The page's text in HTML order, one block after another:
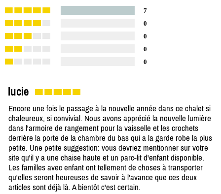
7
0
0
0
0
lucie
Encore une fois le passage à la nouvelle année dans ce chalet si
chaleureux, si convivial. Nous avons apprécié la nouvelle lumière
dans l'armoire de rangement pour la vaisselle et les crochets
derrière la porte de la chambre du bas qui a la garde robe la plus
petite. Une petite suggestion: vous devriez mentionner sur votre
site qu'il y a une chaise haute et un parc-lit d'enfant disponible.
Les familles avec enfant ont tellement de choses à transporter
qu'elles seront heureuses de savoir à l'avance que ces deux
articles sont déjà là. A bientôt c'est certain.